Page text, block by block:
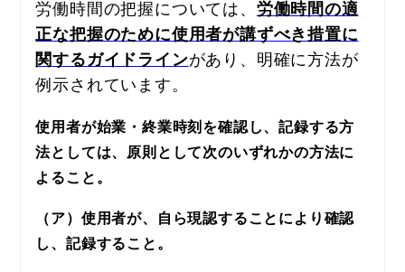
労働時間の把握については、 労働時間の適
正な把握のために使用者が講ずべき措置に
関するガイドラインがあり、明確に方法が
例示されています。
使用者が始業・終業時刻を確認し、記録する方
法としては、原則として次のいずれかの方法に
よること。
（ア）使用者が、自ら現認することにより確認
し、記録すること。